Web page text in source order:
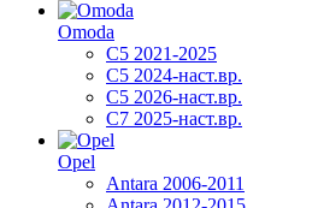
Omoda
C5 2021-2025
C5 2024-наст.вр.
C5 2026-наст.вр.
C7 2025-наст.вр.
Opel
Antara 2006-2011